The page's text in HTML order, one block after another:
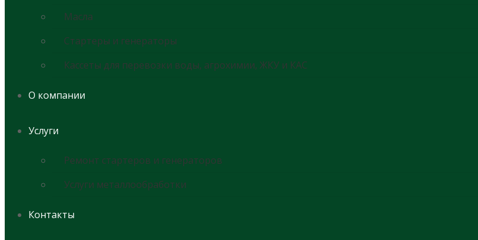
Масла
Стартеры и генераторы
Кассеты для перевозки воды, агрохимии, ЖКУ и КАС
О компании
Услуги
Ремонт стартеров и генераторов
Услуги металлообработки
Контакты